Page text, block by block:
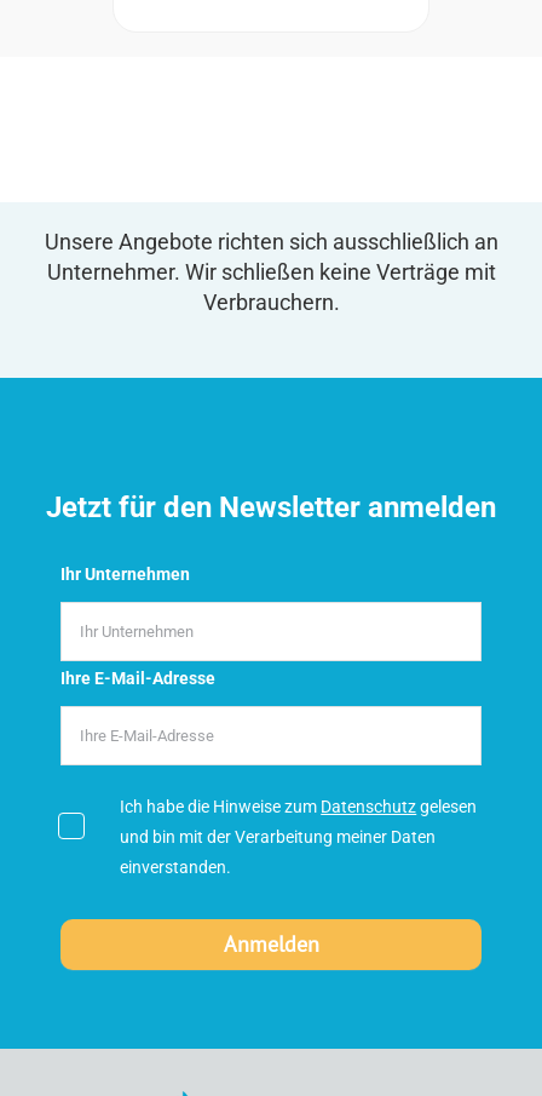
Unsere Angebote richten sich ausschließlich an
Unternehmer. Wir schließen keine Verträge mit
Verbrauchern.
Jetzt für den Newsletter anmelden
Ihr Unternehmen
Ihre E-Mail-Adresse
Ich habe die Hinweise zum Datenschutzgelesen
und bin mit der Verarbeitung meiner Daten
einverstanden.